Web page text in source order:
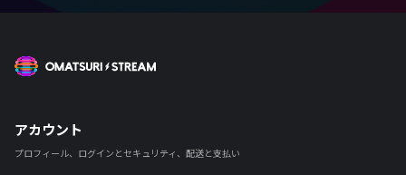
アカウント
プロフィール、ログインとセキュリティ、配送と支払い